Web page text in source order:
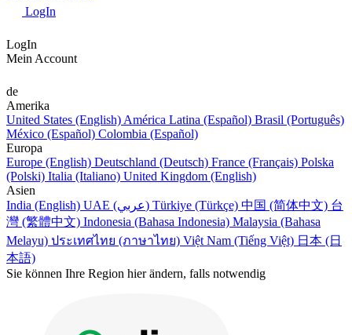
LogIn
LogIn
Mein Account
de
Amerika
United States (English) América Latina (Español) Brasil (Português)
México (Español) Colombia (Español)
Europa
Europe (English) Deutschland (Deutsch) France (Français) Polska
(Polski) Italia (Italiano) United Kingdom (English)
Asien
India (English)
UAE (عربي) Türkiye (Türkçe) 中国 (简体中文) 台
灣 (繁體中文) Indonesia (Bahasa Indonesia) Malaysia (Bahasa
Melayu) ประเทศไทย (ภาษาไทย) Việt Nam (Tiếng Việt) 日本 (日
本語)
Sie können Ihre Region hier ändern, falls notwendig